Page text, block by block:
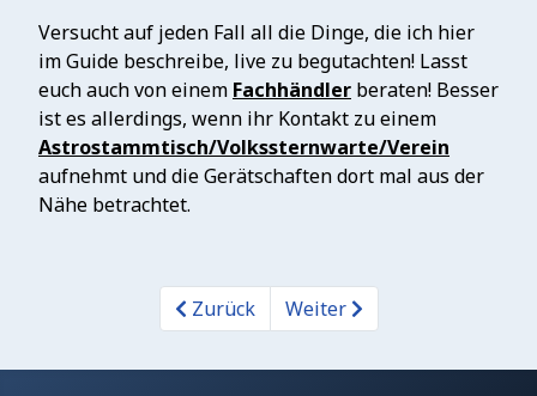
Versucht auf jeden Fall all die Dinge, die ich hier
im Guide beschreibe, live zu begutachten! Lasst
euch auch von einem Fachhändler beraten! Besser
ist es allerdings, wenn ihr Kontakt zu einem
Astrostammtisch/Volkssternwarte/Verein
aufnehmt und die Gerätschaften dort mal aus der
Nähe betrachtet.
Zurück Weiter